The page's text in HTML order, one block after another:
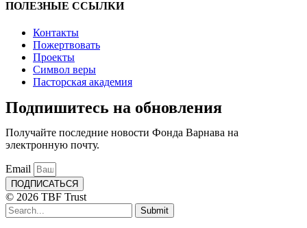
ПОЛЕЗНЫЕ ССЫЛКИ
Контакты
Пожертвовать
Проекты
Символ веры
Пасторская академия
Подпишитесь на обновления
Получайте последние новости Фонда Варнава на
электронную почту.
Email
ПОДПИСАТЬСЯ
© 2026 TBF Trust
Submit